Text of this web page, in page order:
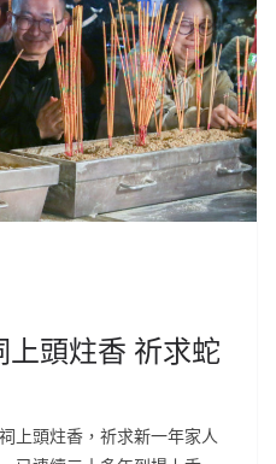
頭炷香 祈求蛇
上頭炷香，祈求新一年家人